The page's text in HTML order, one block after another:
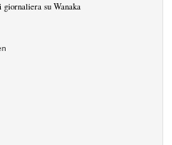
su Wanaka